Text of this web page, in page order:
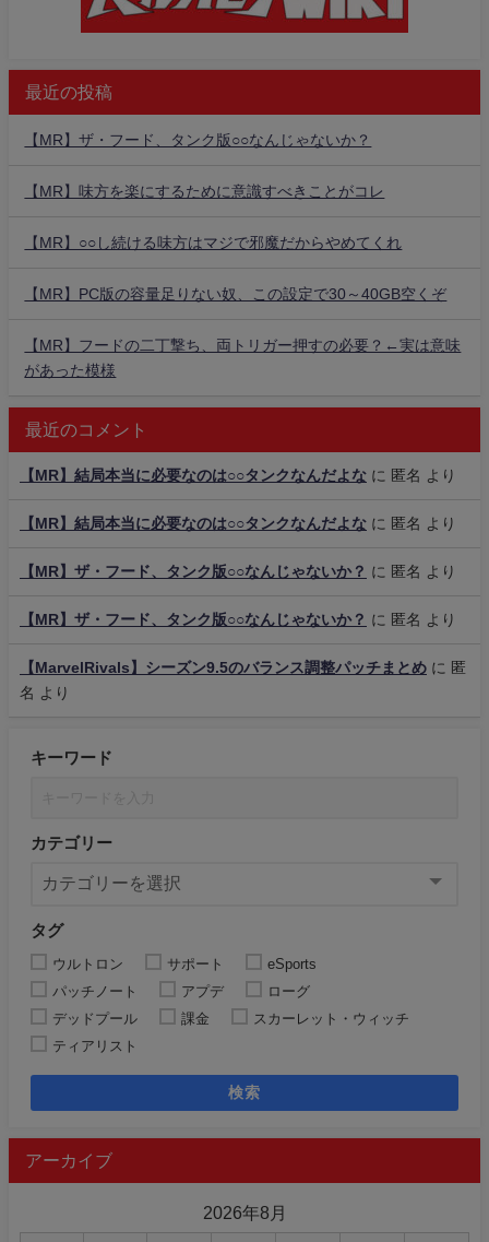
最近の投稿
【MR】ザ・フード、タンク版○○なんじゃないか？
【MR】味方を楽にするために意識すべきことがコレ
【MR】○○し続ける味方はマジで邪魔だからやめてくれ
【MR】PC版の容量足りない奴、この設定で30～40GB空くぞ
【MR】フードの二丁撃ち、両トリガー押すの必要？←実は意味
があった模様
最近のコメント
【MR】結局本当に必要なのは○○タンクなんだよな に 匿名 より
【MR】結局本当に必要なのは○○タンクなんだよな に 匿名 より
【MR】ザ・フード、タンク版○○なんじゃないか？ に 匿名 より
【MR】ザ・フード、タンク版○○なんじゃないか？ に 匿名 より
【MarvelRivals】シーズン9.5のバランス調整パッチまとめ に 匿
名 より
キーワード
カテゴリー
タグ
ウルトロン サポート
eSports
パッチノート
アプデ
ローグ
デッドプール
課金
スカーレット・ウィッチ
ティアリスト
検索
アーカイブ
2026年8月